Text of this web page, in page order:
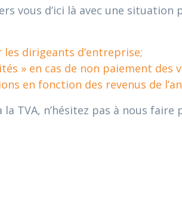
vous d’ici là avec une
les dirigeants d’entreprise;
» en cas de non paiement des
en fonction des revenus de
la TVA, n’hésitez pas à nous